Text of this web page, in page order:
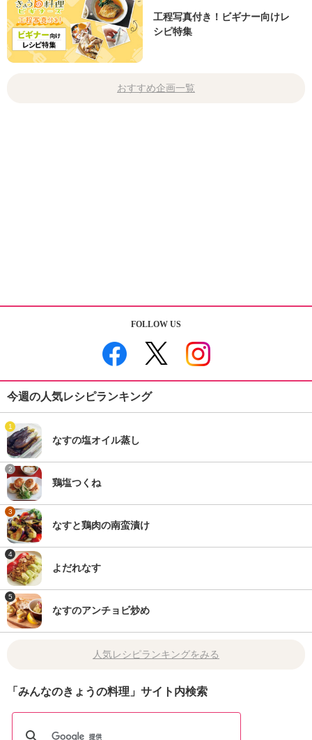
工程写真付き！ビギナー向けレ
シピ特集
おすすめ企画一覧
FOLLOW US
今週の人気レシピランキング
1
なすの塩オイル蒸し
2
鶏塩つくね
3
なすと鶏肉の南蛮漬け
4
よだれなす
5
なすのアンチョビ炒め
人気レシピランキングをみる
「みんなのきょうの料理」サイト内検索